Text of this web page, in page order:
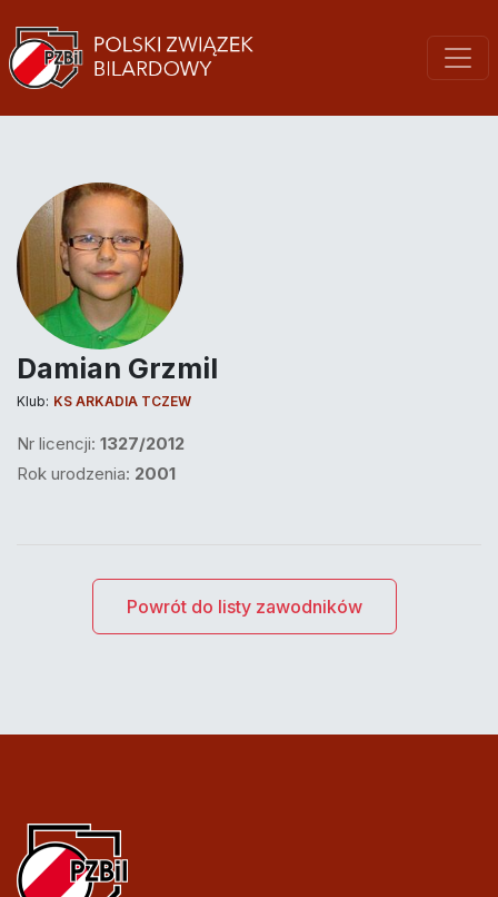
Damian Grzmil
Klub: KS ARKADIA TCZEW
Nr licencji: 1327/2012
Rok urodzenia: 2001
Powrót do listy zawodników